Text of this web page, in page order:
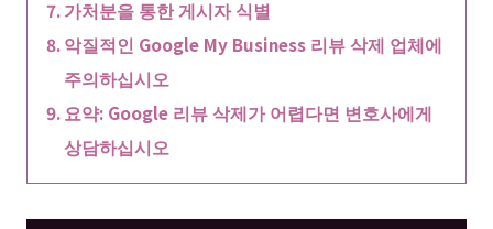
가처분을 통한 게시자 식별
악질적인 Google My Business 리뷰 삭제 업체에
주의하십시오
요약: Google 리뷰 삭제가 어렵다면 변호사에게
상담하십시오